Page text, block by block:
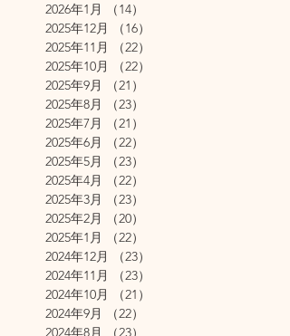
2026年1月
（14）
2025年12月
（16）
2025年11月
（22）
2025年10月
（22）
2025年9月
（21）
2025年8月
（23）
2025年7月
（21）
2025年6月
（22）
2025年5月
（23）
2025年4月
（22）
2025年3月
（23）
2025年2月
（20）
2025年1月
（22）
2024年12月
（23）
2024年11月
（23）
2024年10月
（21）
2024年9月
（22）
2024年8月
（23）